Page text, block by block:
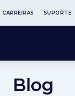
CARREIRAS SUPORTE
Blog